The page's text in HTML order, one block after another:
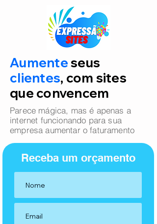
Aumenteseus
clientes, com sites
que convencem
Parece mágica, mas é apenas a
internet funcionando para sua
empresa aumentar o faturamento
Receba um orçamento